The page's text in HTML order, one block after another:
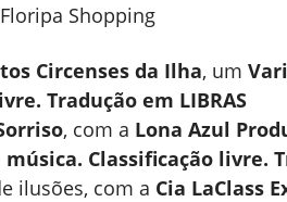
Shopping
Circenses da Ilha, um
Tradução em LIBRAS
, com a Lona Azul
Classificação livre.
ilusões, com a Cia LaClass